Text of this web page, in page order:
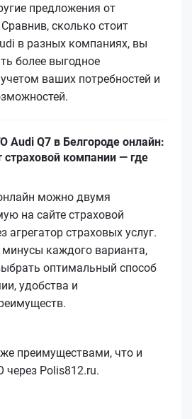
предложения от
сколько стоит
в разных компаниях, вы
более выгодное
ваших потребностей и
Q7 в Белгороде онлайн:
страховой компании — где
можно двумя
на сайте страховой
агрегатор страховых услуг.
каждого варианта,
оптимальный способ
удобства и
преимуществами, что и
Polis812.ru.